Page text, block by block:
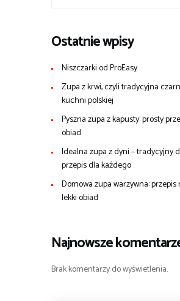
Ostatnie wpisy
Niszczarki od ProEasy
Zupa z krwi, czyli tradycyjna
kuchni polskiej
Pyszna zupa z kapusty: prosty
obiad
Idealna zupa z dyni – tradycyjny
przepis dla każdego
Domowa zupa warzywna: przepis
lekki obiad
Najnowsze
Brak komentarzy do wyświetlenia.